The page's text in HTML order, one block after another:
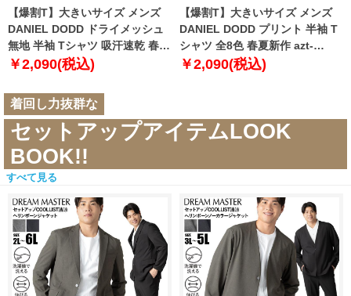
【爆割T】大きいサイズ メンズ
DANIEL DODD ドライメッシュ
無地 半袖 Tシャツ 吸汗速乾 春夏
新作 tjt-2602dry5 【fre】
￥2,090(税込)
【爆割T】大きいサイズ メンズ
DANIEL DODD プリント 半袖 T
シャツ 全8色 春夏新作 azt-
2602pt5 【fre】
￥2,090(税込)
着回し力抜群な
セットアップアイテムLOOK
BOOK!!
すべて見る